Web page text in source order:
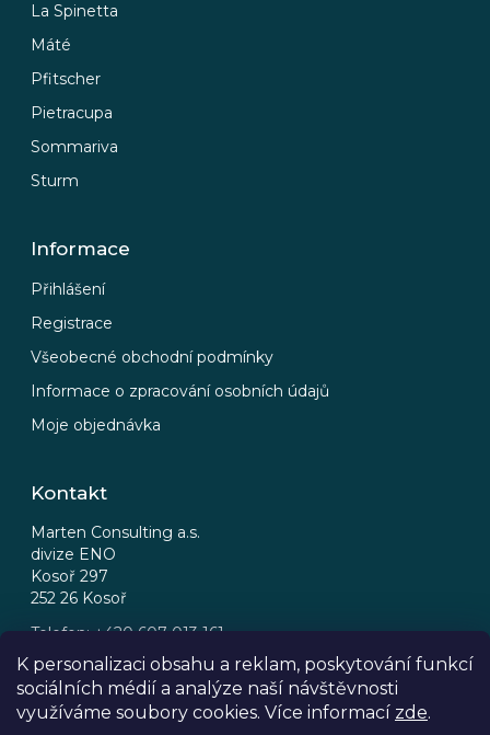
K personalizaci obsahu a reklam, poskytování funkcí
sociálních médií a analýze naší návštěvnosti
využíváme soubory cookies. Více informací zde.
La Spinetta
Máté
Pfitscher
Pietracupa
Sommariva
Sturm
Informace
Přihlášení
Registrace
Všeobecné obchodní podmínky
Informace o zpracování osobních údajů
Moje objednávka
Kontakt
Marten Consulting a.s.
divize ENO
Kosoř 297
252 26 Kosoř
Telefon: +420 607 013 161
Email: eno@eno.cz
FB IG